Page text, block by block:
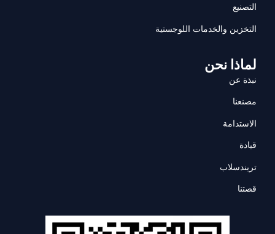
التصنيع
التخزين والخدمات اللوجستية
لماذا نحن
نبذة عن
مصنعنا
الاستدامة
قيادة
تريندسلاب
قصتنا